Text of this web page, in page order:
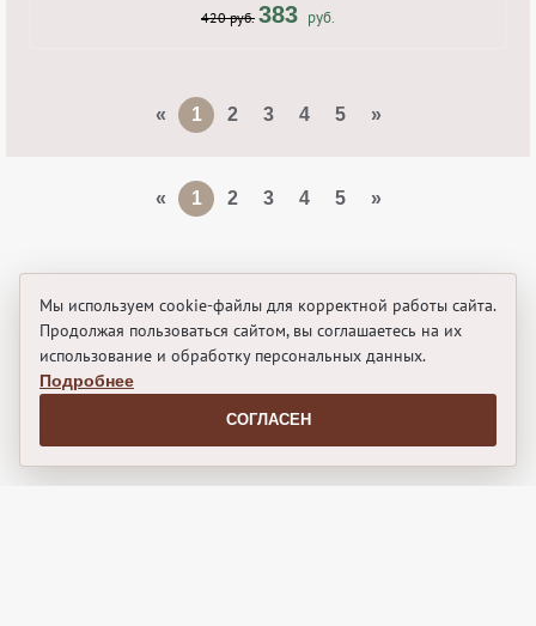
420 руб. 383 руб.
« 1 2 3 4 5 »
« 1 2 3 4 5 »
Мы используем cookie-файлы для корректной работы сайта.
Продолжая пользоваться сайтом, вы соглашаетесь на их
использование и обработку персональных данных.
Подробнее
СОГЛАСЕН